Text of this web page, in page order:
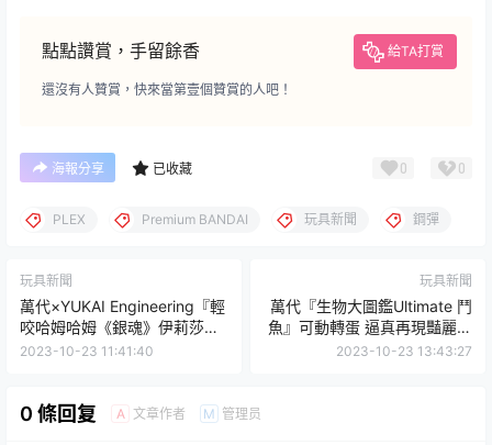
點點讚賞，手留餘香 給TA打賞
還沒有人贊賞，快來當第壹個贊賞的人吧！
海報分享 已收藏 0 0
PLEX Premium BANDAI 玩具新聞 鋼彈
玩具新聞
萬代×YUKAI Engineering『輕
咬哈姆哈姆《銀魂》伊莉莎
白、定春』布偶機器人 體驗被
2023-10-23 11:41:40
玩具新聞
萬代『生物大圖鑑Ultimate 鬥
魚』可動轉蛋 逼真再現豔麗色
彩、優雅美麗的尾鰭
2023-10-23 13:43:27
0 條回复 A 文章作者 M 管理员